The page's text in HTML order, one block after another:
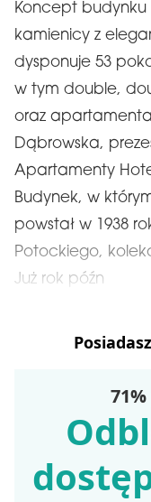
Koncept budynku
kamienicy z
dysponuje 53
w tym double,
oraz
Dąbrowska,
Apartamenty
Budynek, w
powstał w 1938
Potockiego,
Już rok późn